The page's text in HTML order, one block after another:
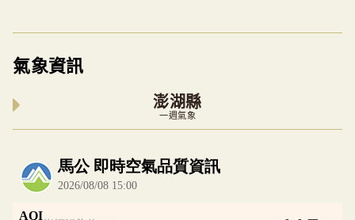
氣象資訊
澎湖縣
一週氣象
內嵌空氣品質小工具為視覺預覽，完整即時空